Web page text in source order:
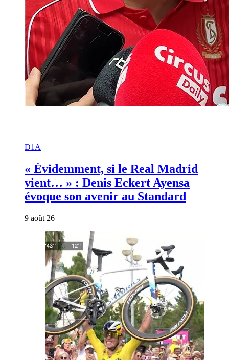
D1A
« Évidemment, si le Real Madrid
vient… » : Denis Eckert Ayensa
évoque son avenir au Standard
9 août 26